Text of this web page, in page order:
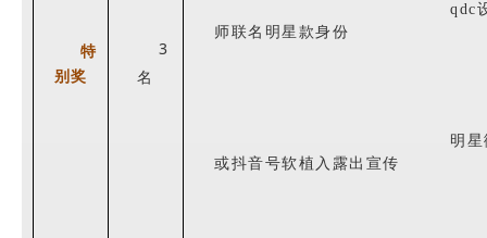
特
别奖
3
名
qdc
师联名 明星款身份
明
或抖音号软植入露出 宣传